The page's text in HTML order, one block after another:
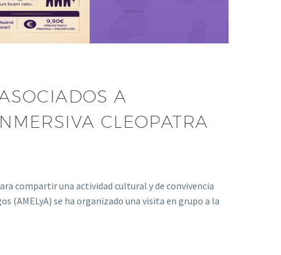
A
CLEOPATRA
compartir una actividad cultural y de convivencia
(AMELyA) se ha organizado una visita en grupo a la